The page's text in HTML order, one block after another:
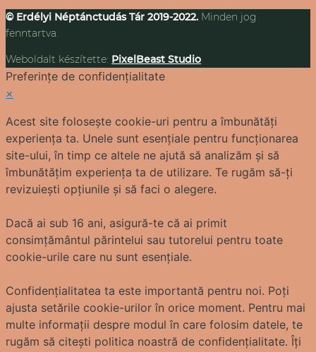
© Erdélyi Néptánctudás Tár 2019-2022. Minden jog
fenntartva.
Weboldalt készítette: PixelBeast Studio
Preferințe de confidențialitate
×
Acest site folosește cookie-uri pentru a îmbunătăți
experiența ta. Unele sunt esențiale pentru funcționarea
site-ului, în timp ce altele ne ajută să analizăm și să
îmbunătățim experiența ta de utilizare. Te rugăm să-ți
revizuiești opțiunile și să faci o alegere.
Dacă ai sub 16 ani, asigură-te că ai primit
consimțământul părintelui sau tutorelui pentru toate
cookie-urile care nu sunt esențiale.
Confidențialitatea ta este importantă pentru noi. Poți
ajusta setările cookie-urilor în orice moment. Pentru mai
multe informații despre modul în care folosim datele, te
rugăm să citești politica noastră de confidențialitate. Îți